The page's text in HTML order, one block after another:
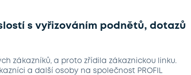
s vyřizováním podnětů, dotazů
zákazníků, a proto zřídila zákaznickou linku.
a další osoby na společnost PROFIL